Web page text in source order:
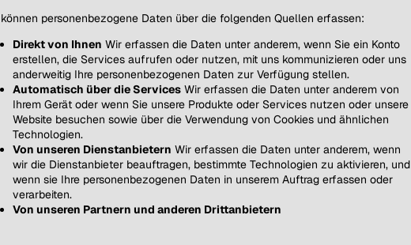
personenbezogene Daten über die folgenden Quellen erfassen:
Direkt von Ihnen Wir erfassen die Daten unter anderem, wenn Sie ein Konto
erstellen, die Services aufrufen oder nutzen, mit uns kommunizieren oder uns
anderweitig Ihre personenbezogenen Daten zur Verfügung stellen.
Automatisch über die ServicesWir erfassen die Daten unter anderem von
Ihrem Gerät oder wenn Sie unsere Produkte oder Services nutzen oder unsere
Website besuchen sowie über die Verwendung von Cookies und ähnlichen
Technologien.
Von unseren Dienstanbietern Wir erfassen die Daten unter anderem, wenn
wir die Dienstanbieter beauftragen, bestimmte Technologien zu aktivieren, und
wenn sie Ihre personenbezogenen Daten in unserem Auftrag erfassen oder
verarbeiten.
Von unseren Partnern und anderen Drittanbietern